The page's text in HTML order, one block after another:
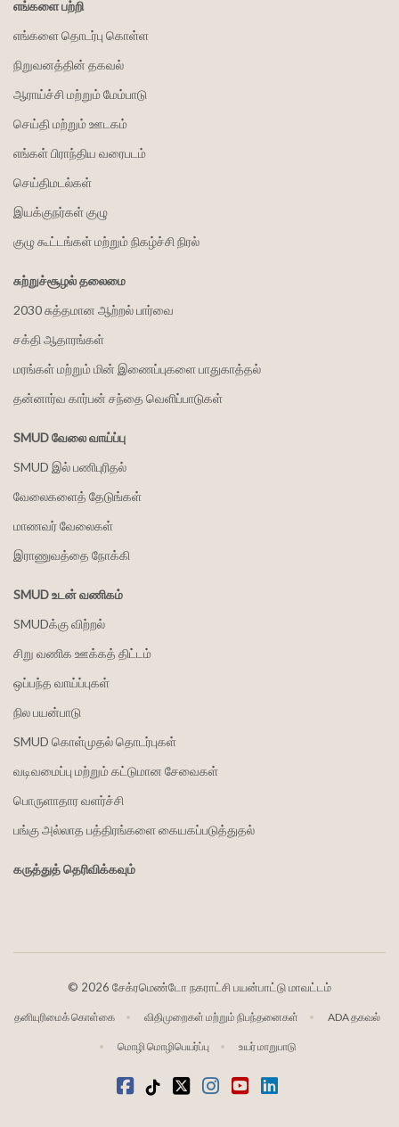
எங்களை பற்றி
எங்களை தொடர்பு கொள்ள
நிறுவனத்தின் தகவல்
ஆராய்ச்சி மற்றும் மேம்பாடு
செய்தி மற்றும் ஊடகம்
எங்கள் பிராந்திய வரைபடம்
செய்திமடல்கள்
இயக்குநர்கள் குழு
குழு கூட்டங்கள் மற்றும் நிகழ்ச்சி நிரல்
சுற்றுச்சூழல் தலைமை
2030 சுத்தமான ஆற்றல் பார்வை
சக்தி ஆதாரங்கள்
மரங்கள் மற்றும் மின் இணைப்புகளை பாதுகாத்தல்
தன்னார்வ கார்பன் சந்தை வெளிப்பாடுகள்
SMUD வேலை வாய்ப்பு
SMUD இல் பணிபுரிதல்
வேலைகளைத் தேடுங்கள்
மாணவர் வேலைகள்
இராணுவத்தை நோக்கி
SMUD உடன் வணிகம்
SMUDக்கு விற்றல்
சிறு வணிக ஊக்கத் திட்டம்
ஒப்பந்த வாய்ப்புகள்
நில பயன்பாடு
SMUD கொள்முதல் தொடர்புகள்
வடிவமைப்பு மற்றும் கட்டுமான சேவைகள்
பொருளாதார வளர்ச்சி
பங்கு அல்லாத பத்திரங்களை கையகப்படுத்துதல்
கருத்துத் தெரிவிக்கவும்
© 2026 சேக்ரமெண்டோ நகராட்சி பயன்பாட்டு மாவட்டம்
தனியுரிமைக் கொள்கை விதிமுறைகள் மற்றும் நிபந்தனைகள் ADA தகவல்
மொழி மொழிபெயர்ப்பு உயர் மாறுபாடு
முகநூல்
டிக்டோக்ட்விட்டர்Instagram
வலைஒளி
LinkedIn